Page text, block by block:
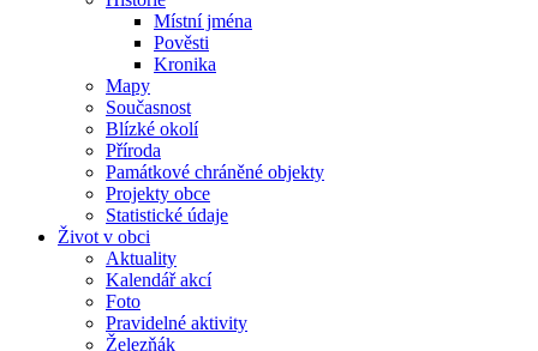
Místní jména
Pověsti
Kronika
Mapy
Současnost
Blízké okolí
Příroda
Památkové chráněné objekty
Projekty obce
Statistické údaje
Život v obci
Aktuality
Kalendář akcí
Foto
Pravidelné aktivity
Železňák